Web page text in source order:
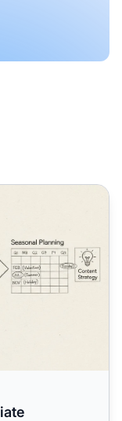
sa dobre